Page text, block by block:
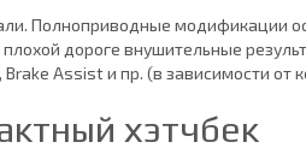
Полноприводные модификации
дороге внушительные
Brake Assist и пр. (в зависимости
хэтчбек